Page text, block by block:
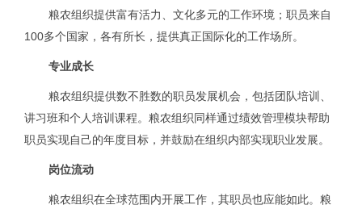
粮农组织提供富有活力、文化多元的工作环境；职员来自
100多个国家，各有所长，提供真正国际化的工作场所。
专业成长
粮农组织提供数不胜数的职员发展机会，包括团队培训、
讲习班和个人培训课程。粮农组织同样通过绩效管理模块帮助
职员实现自己的年度目标，并鼓励在组织内部实现职业发展。
岗位流动
粮农组织在全球范围内开展工作，其职员也应能如此。粮